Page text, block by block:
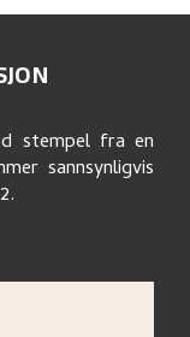
stempel fra en
sannsynligvis